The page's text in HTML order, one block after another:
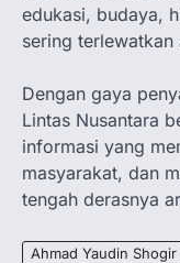
edukasi, budaya,
sering terlewatkan
Dengan gaya
Lintas Nusantara
informasi yang
masyarakat, dan
tengah derasnya
Ahmad Yaudin Shogir